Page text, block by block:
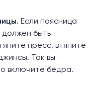
Если поясница
должен быть
пресс, втяните
Так вы
включите бёдра.